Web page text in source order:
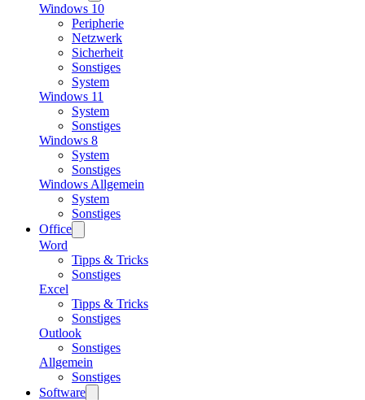
Windows 10
Peripherie
Netzwerk
Sicherheit
Sonstiges
System
Windows 11
System
Sonstiges
Windows 8
System
Sonstiges
Windows Allgemein
System
Sonstiges
Office
Word
Tipps & Tricks
Sonstiges
Excel
Tipps & Tricks
Sonstiges
Outlook
Sonstiges
Allgemein
Sonstiges
Software